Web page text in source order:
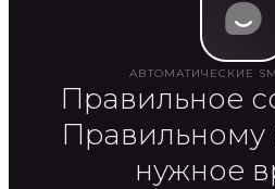
АВТОМАТИЧЕСКИЕ
Правильное
Правильному
нужное